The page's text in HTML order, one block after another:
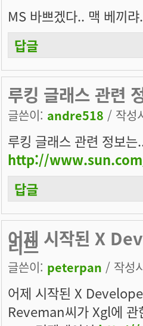
MS 바쁘겠다.. 맥 베끼
답글
루킹 글래스 관련
글쓴이: andre518 / 작성
루킹 글래스 관련 정보
http://
답글
어제 시작된 X
리드
글쓴이: peterpan / 작성
어제 시작된 X
Reveman씨가 Xgl에 관